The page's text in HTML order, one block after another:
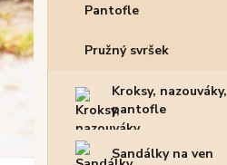
Pantofle
Pružný svršek
Kroksy, nazouváky,
pantofle
Sandálky na ven